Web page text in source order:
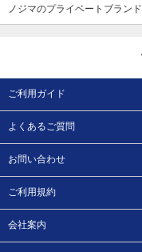
ノジマのプライベートブランド
ご利用ガイド
よくあるご質問
お問い合わせ
ご利用規約
会社案内